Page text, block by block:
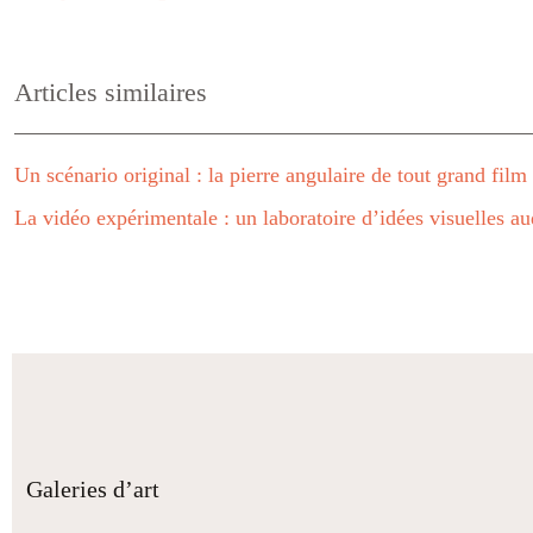
Articles similaires
Un scénario original : la pierre angulaire de tout grand film
La vidéo expérimentale : un laboratoire d’idées visuelles
Galeries d’art